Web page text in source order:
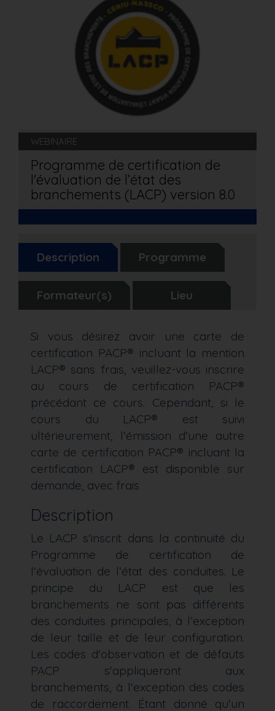
WEBINAIRE
Programme de certification de
l'évaluation de l’état des
branchements (LACP) version 8.0
Description Programme
Formateur(s) Lieu
Si vous désirez avoir une carte de
certification PACP® incluant la mention
LACP® sans frais, veuillez-vous inscrire
au cours de certification PACP®
précédant ce cours. Cependant, si le
cours du LACP® est suivi
ultérieurement, l'émission d'une autre
carte de certification PACP® incluant la
certification LACP® est disponible sur
demande, avec frais
Description
Le LACP s'inscrit dans la continuité du
Programme de certification de
l'évaluation de l’état des conduites. Le
principe du LACP est que les
branchements ne sont pas différents
des conduites principales, à l’exception
de leur taille et de leur configuration.
Les codes d'observation et de défauts
PACP s'appliqueront aux
branchements, à l'exception des codes
de raccordement. Étant donné qu'un